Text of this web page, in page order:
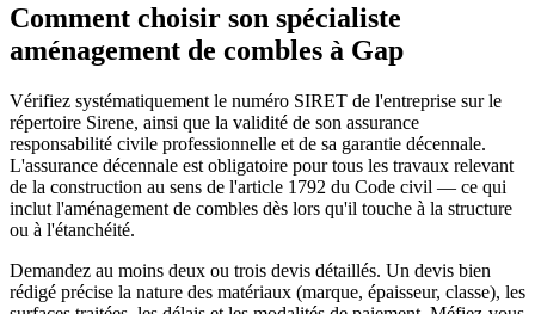
Comment choisir son spécialiste
aménagement de combles à Gap
Vérifiez systématiquement le numéro SIRET de l'entreprise sur le
répertoire Sirene, ainsi que la validité de son assurance
responsabilité civile professionnelle et de sa garantie décennale.
L'assurance décennale est obligatoire pour tous les travaux relevant
de la construction au sens de l'article 1792 du Code civil — ce qui
inclut l'aménagement de combles dès lors qu'il touche à la structure
ou à l'étanchéité.
Demandez au moins deux ou trois devis détaillés. Un devis bien
rédigé précise la nature des matériaux (marque, épaisseur, classe), les